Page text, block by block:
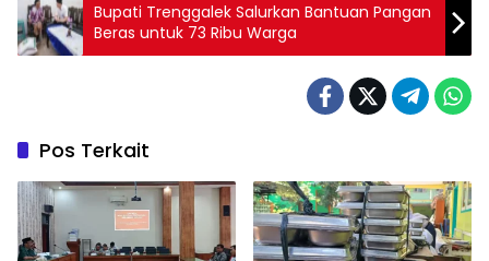
Bupati Trenggalek Salurkan Bantuan Pangan
Beras untuk 73 Ribu Warga
Pos Terkait